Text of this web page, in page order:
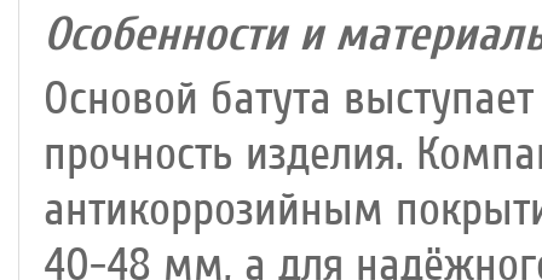
Особенности и
Основой батута
прочность изделия.
антикоррозийным
40-48 мм, а для